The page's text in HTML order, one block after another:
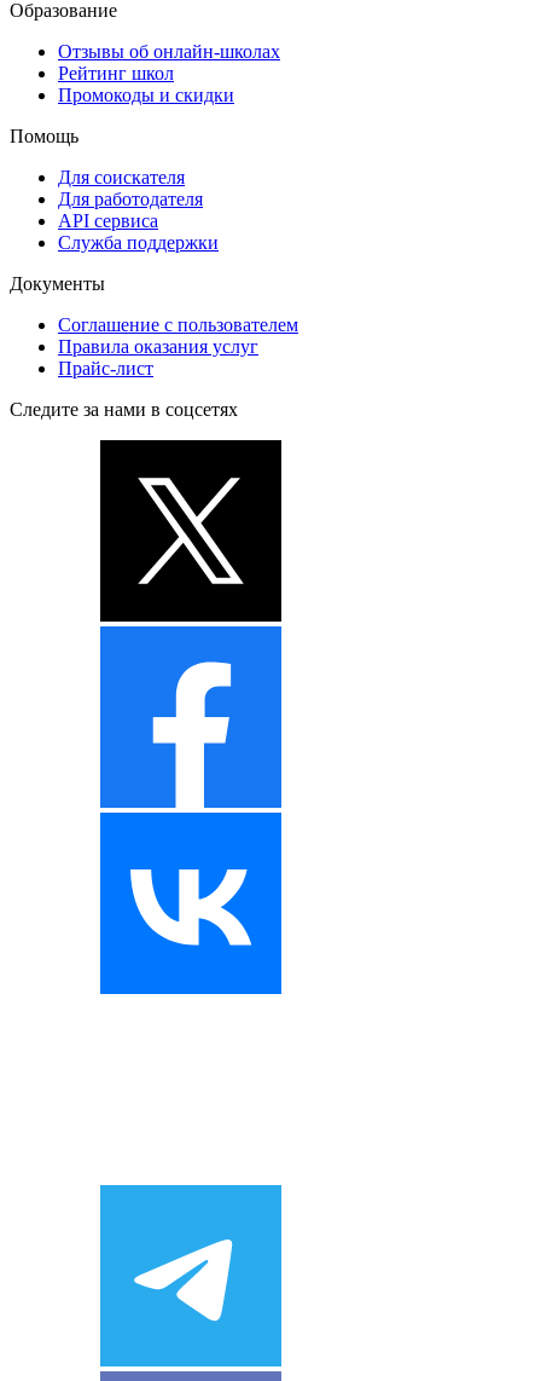
Образование
Отзывы об онлайн-школах
Рейтинг школ
Промокоды и скидки
Помощь
Для соискателя
Для работодателя
API сервиса
Служба поддержки
Документы
Соглашение с пользователем
Правила оказания услуг
Прайс-лист
Следите за нами в соцсетях